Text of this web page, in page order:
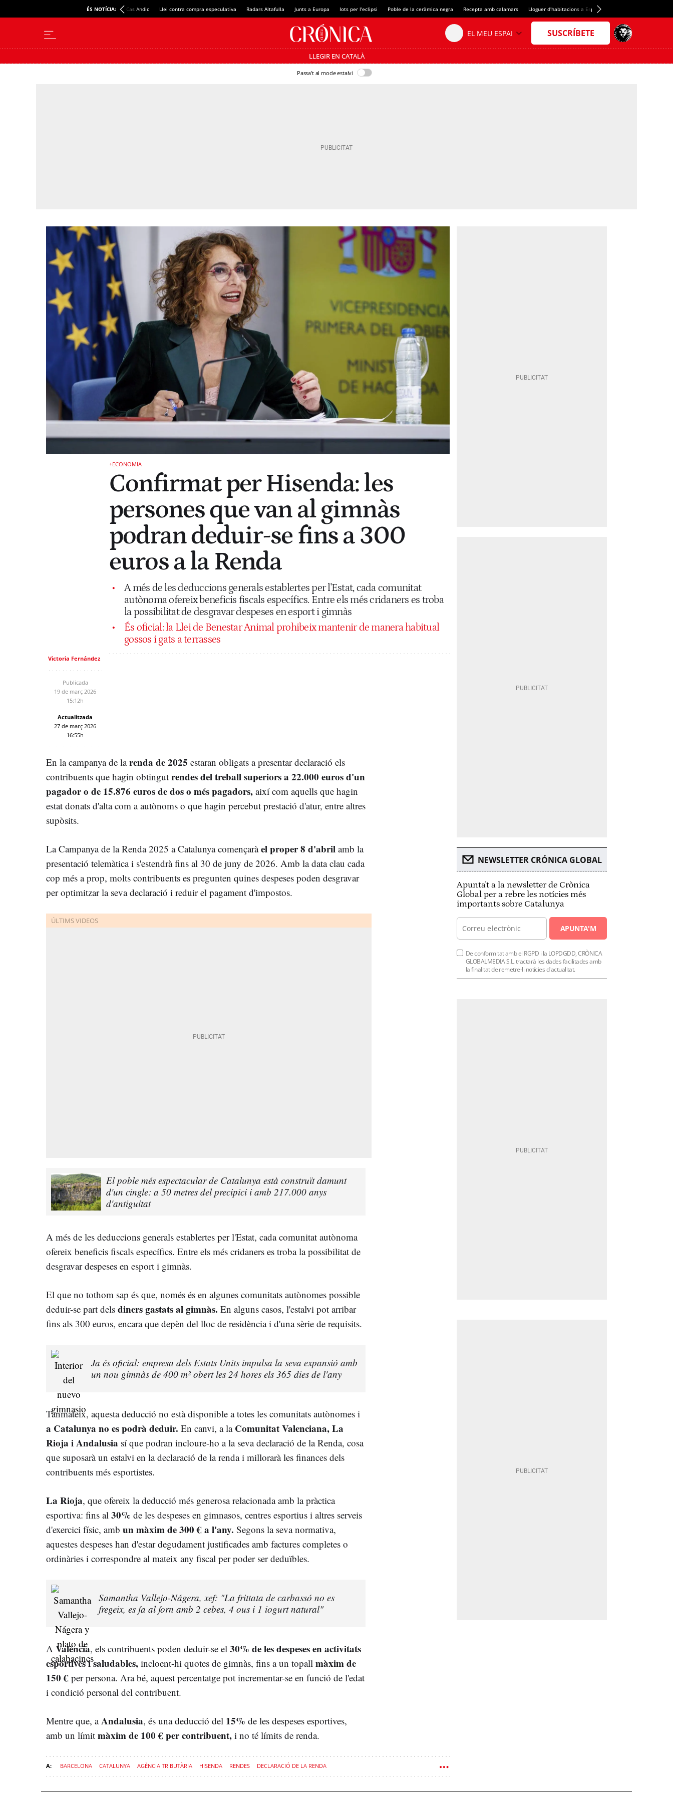
ÉS NOTÍCIA: Cas Andic Llei contra compra especulativa Radars Altafulla Junts a Europa Iots per l'eclipsi Poble de la ceràmica negra Recepta amb calamars Lloguer d'habitacions a Espanya
LLEGIR EN CATALÀ
Passa’t al mode estalvi
+ECONOMIA
Confirmat per Hisenda: les
persones que van al gimnàs
podran deduir-se fins a 300
euros a la Renda
A més de les deduccions generals establertes per l'Estat, cada comunitat
autònoma ofereix beneficis fiscals específics. Entre els més cridaners es troba
la possibilitat de desgravar despeses en esport i gimnàs
És oficial: la Llei de Benestar Animal prohibeix mantenir de manera habitual
gossos i gats a terrasses
Victoria Fernández
Publicada
19 de març 2026
15:12h
Actualitzada
27 de març 2026
16:55h
En la campanya de larenda de 2025 estaran obligats a presentar declaració els
contribuents que hagin obtingut rendes del treball superiors a 22.000 euros d'un
pagador o de 15.876 euros de dos o més pagadors, així com aquells que hagin
estat donats d'alta com a autònoms o que hagin percebut prestació d'atur, entre altres
supòsits.
La Campanya de la Renda 2025 a Catalunya començaràel proper 8 d'abril amb la
presentació telemàtica i s'estendrà fins al 30 de juny de 2026. Amb la data clau cada
cop més a prop, molts contribuents es pregunten quines despeses poden desgravar
per optimitzar la seva declaració i reduir el pagament d'impostos.
El poble més espectacular de Catalunya està construït damunt
d'un cingle: a 50 metres del precipici i amb 217.000 anys
d'antiguitat
A més de les deduccions generals establertes per l'Estat, cada comunitat autònoma
ofereix beneficis fiscals específics. Entre els més cridaners es troba la possibilitat de
desgravar despeses en esport i gimnàs.
El que no tothom sap és que, només és en algunes comunitats autònomes possible
deduir-se part dels diners gastats al gimnàs. En alguns casos, l'estalvi pot arribar
fins als 300 euros, encara que depèn del lloc de residència i d'una sèrie de requisits.
Ja és oficial: empresa dels Estats Units impulsa la seva expansió amb
un nou gimnàs de 400 m² obert les 24 hores els 365 dies de l'any
Tanmateix, aquesta deducció no està disponible a totes les comunitats autònomes i
a Catalunya no es podrà deduir. En canvi, a la Comunitat Valenciana, La
Rioja i Andalusia sí que podran incloure-ho a la seva declaració de la Renda, cosa
que suposarà un estalvi en la declaració de la renda i millorarà les finances dels
contribuents més esportistes.
La Rioja, que ofereix la deducció més generosa relacionada amb la pràctica
esportiva: fins al 30% de les despeses en gimnasos, centres esportius i altres serveis
d'exercici físic, amb un màxim de 300 € a l'any. Segons la seva normativa,
aquestes despeses han d'estar degudament justificades amb factures completes o
ordinàries i correspondre al mateix any fiscal per poder ser deduïbles.
Samantha Vallejo-Nágera, xef: "La frittata de carbassó no es
fregeix, es fa al forn amb 2 cebes, 4 ous i 1 iogurt natural"
A València, els contribuents poden deduir-se el 30% de les despeses en activitats
esportives i saludables, incloent-hi quotes de gimnàs, fins a un topall màxim de
150 € per persona. Ara bé, aquest percentatge pot incrementar-se en funció de l'edat
i condició personal del contribuent.
Mentre que, aAndalusia, és una deducció del 15% de les despeses esportives,
amb un límit màxim de 100 € per contribuent, i no té límits de renda.
BARCELONA CATALUNYA AGÈNCIA TRIBUTÀRIA HISENDA RENDES DECLARACIÓ DE LA RENDA
NEWSLETTER CRÓNICA GLOBAL
Apunta't a la newsletter de Crònica
Global per a rebre les notícies més
importants sobre Catalunya
APUNTA'M
De conformitat amb el RGPD i la LOPDGDD, CRÒNICA
GLOBALMEDIA S.L. tractarà les dades facilitades amb
la finalitat de remetre-li notícies d'actualitat.